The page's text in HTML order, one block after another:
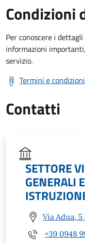
Condizioni
Per conoscere i
informazioni
servizio.
Termini e
Contatti
SETTORE
GENERALI
Via Adua,
+39 0948